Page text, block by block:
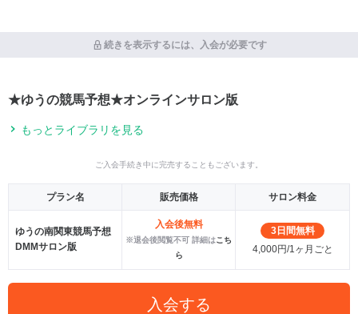
続きを表示するには、入会が必要です
★ゆうの競馬予想★オンラインサロン版
もっとライブラリを見る
ご入会手続き中に完売することもございます。
プラン名 販売価格 サロン料金
ゆうの南関東競馬予想
DMMサロン版
入会後無料
※退会後閲覧不可 詳細はこち
ら
3日間無料
4,000円/1ヶ月ごと
入会する